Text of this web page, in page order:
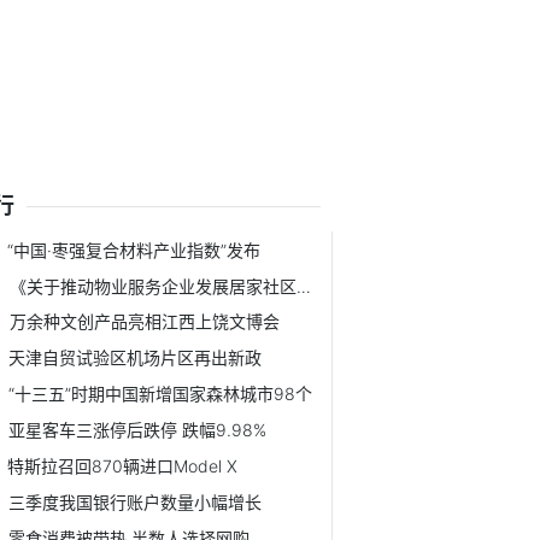
“中国·枣强复合材料产业指数”发布
《关于推动物业服务企业发展居家社区养老服务的意见》发布
万余种文创产品亮相江西上饶文博会
天津自贸试验区机场片区再出新政
“十三五”时期中国新增国家森林城市98个
亚星客车三涨停后跌停 跌幅9.98%
特斯拉召回870辆进口Model X
三季度我国银行账户数量小幅增长